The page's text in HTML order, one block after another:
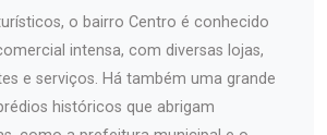
o bairro Centro é conhecido
intensa, com diversas lojas,
e serviços. Há também uma grande
históricos que abrigam